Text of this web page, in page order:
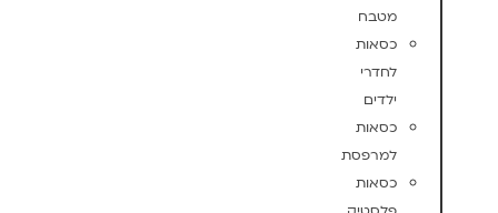
מטבח
כסאות
לחדרי
ילדים
כסאות
למרפסת
כסאות